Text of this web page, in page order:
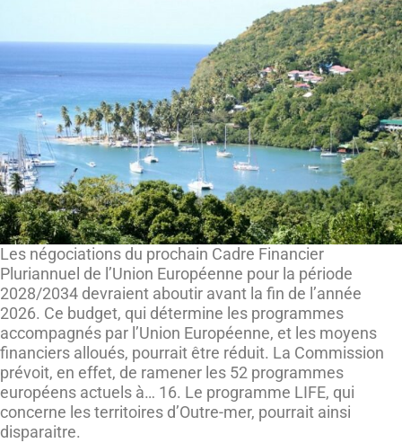
Les négociations du prochain Cadre Financier
Pluriannuel de l’Union Européenne pour la période
2028/2034 devraient aboutir avant la fin de l’année
2026. Ce budget, qui détermine les programmes
accompagnés par l’Union Européenne, et les moyens
financiers alloués, pourrait être réduit. La Commission
prévoit, en effet, de ramener les 52 programmes
européens actuels à… 16. Le programme LIFE, qui
concerne les territoires d’Outre-mer, pourrait ainsi
disparaitre.